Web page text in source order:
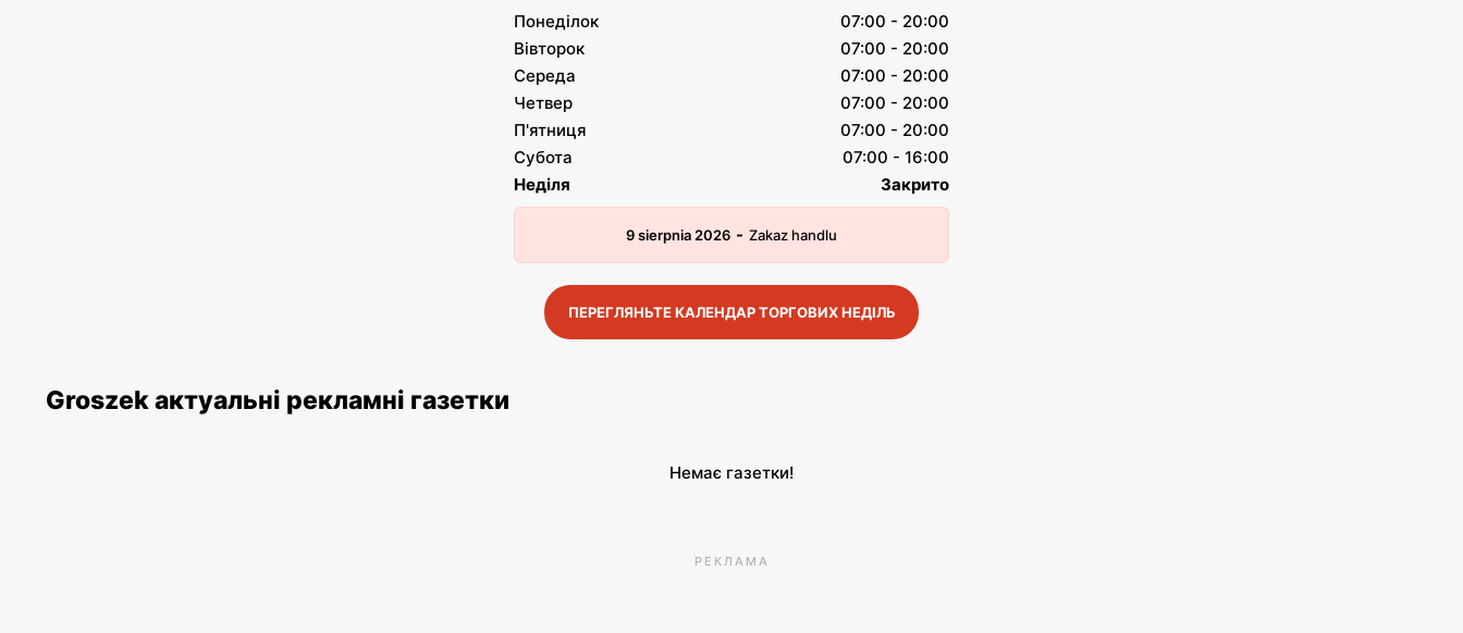
Понеділок
07:00 - 20:00
Вівторок
07:00 - 20:00
Середа
07:00 - 20:00
Четвер
07:00 - 20:00
П'ятниця
07:00 - 20:00
Субота
07:00 - 16:00
Неділя
Закрито
9 sierpnia 2026 - Zakaz handlu
ПЕРЕГЛЯНЬТЕ КАЛЕНДАР ТОРГОВИХ НЕДІЛЬ
Groszek актуальні рекламні газетки
Немає газетки!
РЕКЛАМА